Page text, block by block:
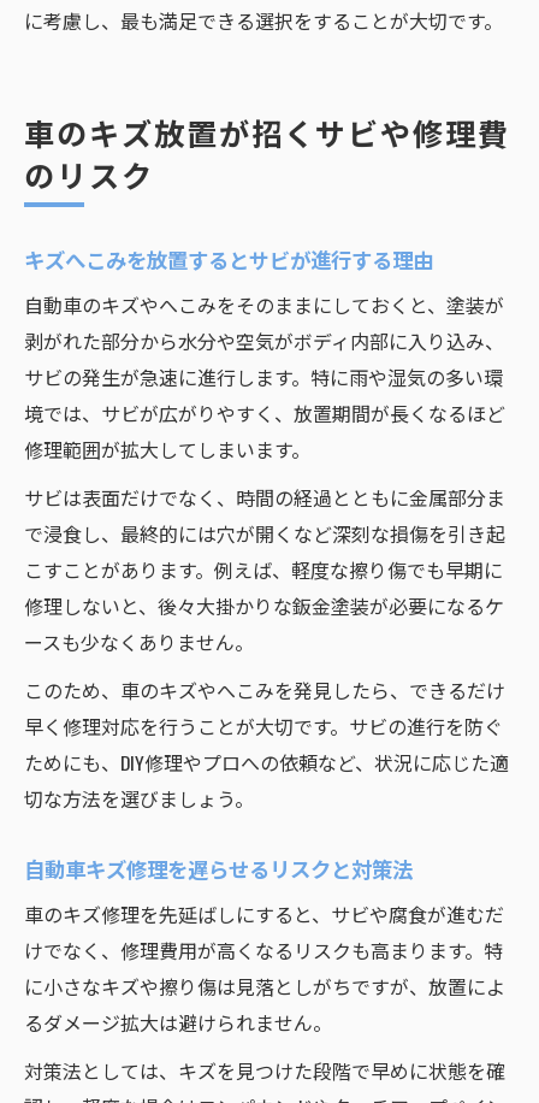
に考慮し、最も満足できる選択をすることが大切です。
車のキズ放置が招くサビや修理費
のリスク
キズへこみを放置するとサビが進行する理由
自動車のキズやへこみをそのままにしておくと、塗装が
剥がれた部分から水分や空気がボディ内部に入り込み、
サビの発生が急速に進行します。特に雨や湿気の多い環
境では、サビが広がりやすく、放置期間が長くなるほど
修理範囲が拡大してしまいます。
サビは表面だけでなく、時間の経過とともに金属部分ま
で浸食し、最終的には穴が開くなど深刻な損傷を引き起
こすことがあります。例えば、軽度な擦り傷でも早期に
修理しないと、後々大掛かりな鈑金塗装が必要になるケ
ースも少なくありません。
このため、車のキズやへこみを発見したら、できるだけ
早く修理対応を行うことが大切です。サビの進行を防ぐ
ためにも、DIY修理やプロへの依頼など、状況に応じた適
切な方法を選びましょう。
自動車キズ修理を遅らせるリスクと対策法
車のキズ修理を先延ばしにすると、サビや腐食が進むだ
けでなく、修理費用が高くなるリスクも高まります。特
に小さなキズや擦り傷は見落としがちですが、放置によ
るダメージ拡大は避けられません。
対策法としては、キズを見つけた段階で早めに状態を確